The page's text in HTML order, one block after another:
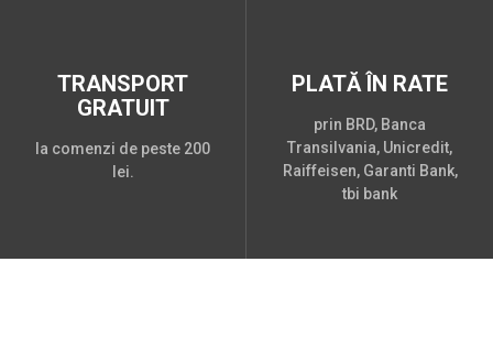
TRANSPORT
GRATUIT
la comenzi de peste 200
lei.
PLATĂ ÎN RATE
prin BRD, Banca
Transilvania, Unicredit,
Raiffeisen, Garanti Bank,
tbi bank